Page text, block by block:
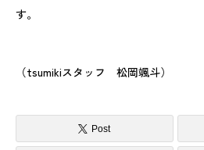
す。
（tsumikiスタッフ 松岡颯斗）
Post